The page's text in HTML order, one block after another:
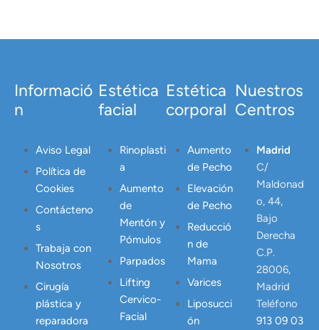
Informació
n
Aviso Legal
Política de
Cookies
Contácteno
s
Trabaja con
Nosotros
Cirugía
plástica y
reparadora
Estética
facial
Rinoplasti
a
Aumento
de
Mentón y
Pómulos
Parpados
Lifting
Cervico-
Facial
Estética
corporal
Aumento
de Pecho
Elevación
de Pecho
Reducció
n de
Mama
Varices
Liposucci
ón
Nuestros
Centros
Madrid
C/
Maldonad
o, 44,
Bajo
Derecha
C.P.
28006,
Madrid
Teléfono
913 09 03